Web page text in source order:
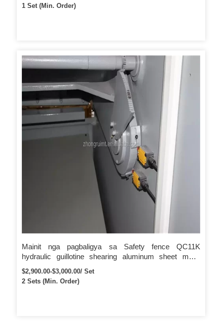
1 Set (Min. Order)
Mainit nga pagbaligya sa Safety fence QC11K
hydraulic guillotine shearing aluminum sheet metal
cutting machine
$2,900.00-$3,000.00/ Set
2 Sets (Min. Order)